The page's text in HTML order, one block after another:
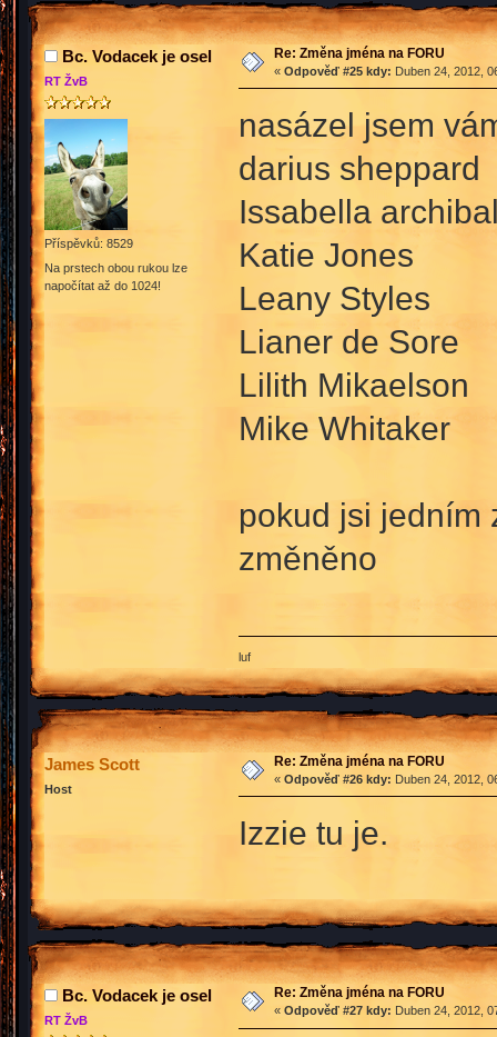
Bc. Vodacek je osel
RT ŽvB
Příspěvků: 8529
Na prstech obou rukou lze
napočítat až do 1024!
Re: Změna jména na FORU
« Odpověď #25 kdy: Duben 24, 2012,
nasázel jsem
darius sheppard
Issabella
Katie Jones
Leany Styles
Lianer de Sore
Lilith Mikaelson
Mike Whitaker
pokud jsi jedním
změněno
luf
James Scott
Host
Re: Změna jména na FORU
« Odpověď #26 kdy: Duben 24, 2012,
Izzie tu je.
Bc. Vodacek je osel
RT ŽvB
Re: Změna jména na FORU
« Odpověď #27 kdy: Duben 24, 2012,